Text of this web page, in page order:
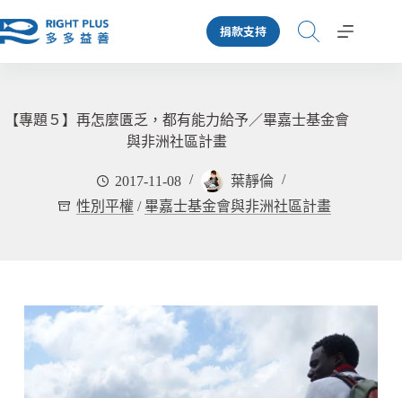
至
捐款支持
【專題５】再怎麼匱乏，都有能力給予／畢嘉士基金會
與非洲社區計畫
2017-11-08
葉靜倫
性別平權 /畢嘉士基金會與非洲社區計畫